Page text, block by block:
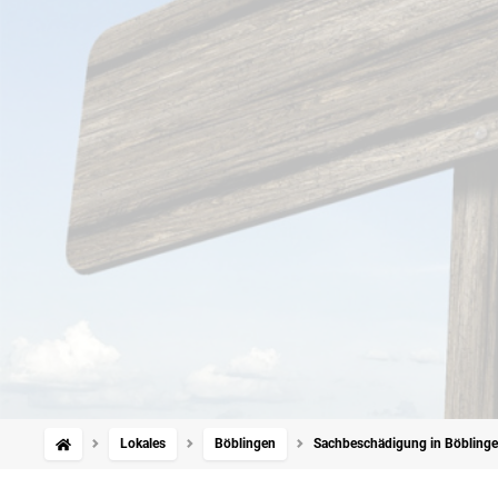
Lokales Böblingen Sachbeschädigung in